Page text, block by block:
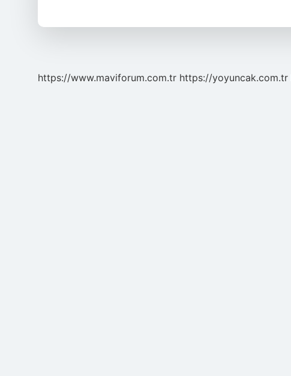
https://www.maviforum.com.tr https://yoyuncak.com.tr